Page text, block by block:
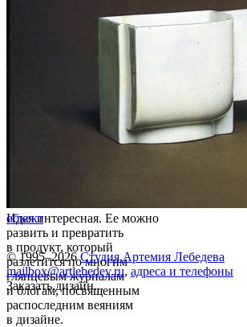
Идея интересная. Ее можно
развить и превратить
в продукт, который
разлетится по многим
глянцевым журналам
и блогам, посвященным
распоследним веяниям
в дизайне.
объект
© 1995–2026 Студия Артемия Лебедева
mailbox@artlebedev.ru, адреса и телефоны
Заказать дизайн...